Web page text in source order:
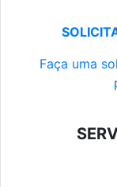
Faça uma